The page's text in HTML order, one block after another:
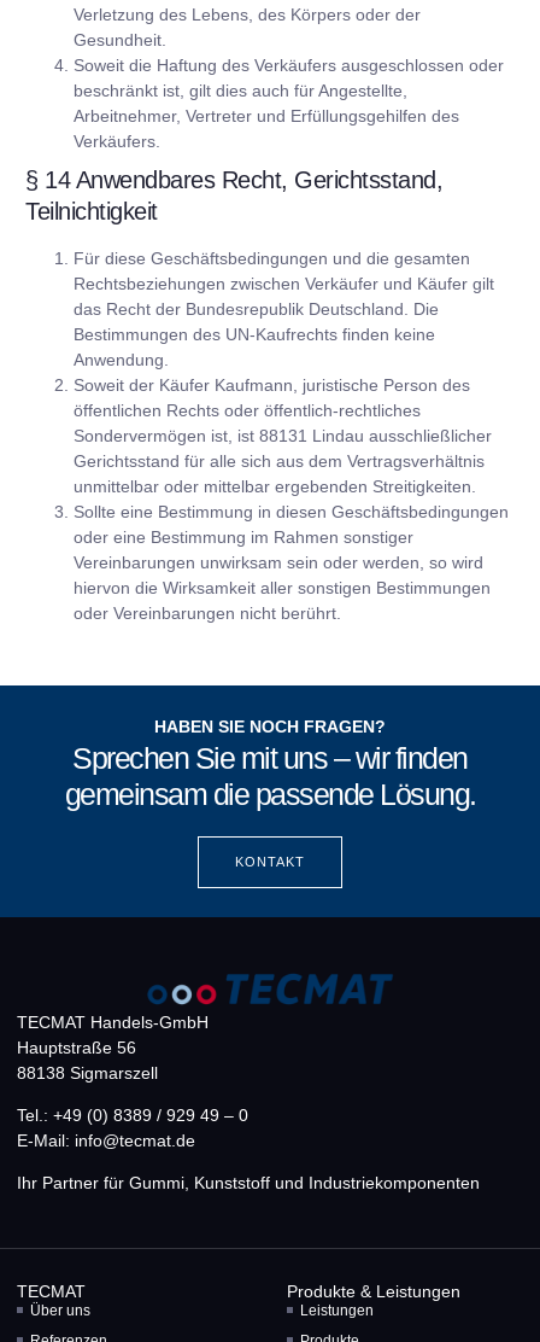
Verletzung des Lebens, des Körpers oder der
Gesundheit.
Soweit die Haftung des Verkäufers ausgeschlossen oder
beschränkt ist, gilt dies auch für Angestellte,
Arbeitnehmer, Vertreter und Erfüllungsgehilfen des
Verkäufers.
§ 14 Anwendbares Recht, Gerichtsstand,
Teilnichtigkeit
Für diese Geschäftsbedingungen und die gesamten
Rechtsbeziehungen zwischen Verkäufer und Käufer gilt
das Recht der Bundesrepublik Deutschland. Die
Bestimmungen des UN-Kaufrechts finden keine
Anwendung.
Soweit der Käufer Kaufmann, juristische Person des
öffentlichen Rechts oder öffentlich-rechtliches
Sondervermögen ist, ist 88131 Lindau ausschließlicher
Gerichtsstand für alle sich aus dem Vertragsverhältnis
unmittelbar oder mittelbar ergebenden Streitigkeiten.
Sollte eine Bestimmung in diesen Geschäftsbedingungen
oder eine Bestimmung im Rahmen sonstiger
Vereinbarungen unwirksam sein oder werden, so wird
hiervon die Wirksamkeit aller sonstigen Bestimmungen
oder Vereinbarungen nicht berührt.
HABEN SIE NOCH FRAGEN?
Sprechen Sie mit uns – wir finden
gemeinsam die passende Lösung.
KONTAKT
TECMAT Handels-GmbH
Hauptstraße 56
88138 Sigmarszell
Tel.: +49 (0) 8389 / 929 49 – 0
E-Mail: info@tecmat.de
Ihr Partner für Gummi, Kunststoff und Industriekomponenten
TECMAT
Über uns
Produkte & Leistungen
Leistungen